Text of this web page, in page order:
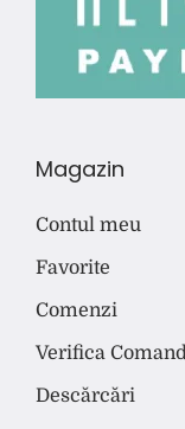
Magazin
Contul meu
Favorite
Comenzi
Verifica
Descărcări